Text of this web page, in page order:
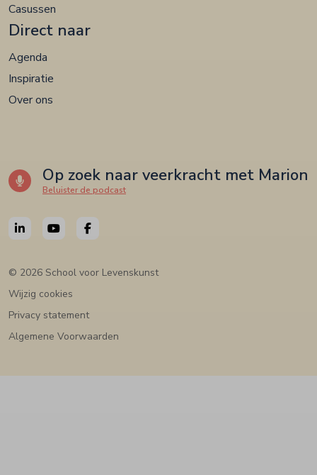
Casussen
Direct naar
Agenda
Inspiratie
Over ons
Op zoek naar veerkracht met Marion
Beluister de podcast
© 2026 School voor Levenskunst
Wijzig cookies
Privacy statement
Algemene Voorwaarden